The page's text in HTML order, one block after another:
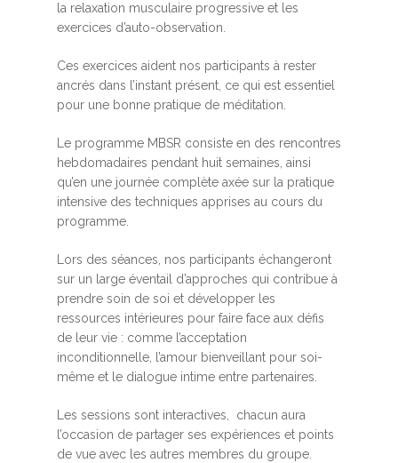
la relaxation musculaire progressive et les
exercices d’auto-observation.
Ces exercices aident nos participants à rester
ancrés dans l’instant présent, ce qui est essentiel
pour une bonne pratique de méditation.
Le programme MBSR consiste en des rencontres
hebdomadaires pendant huit semaines, ainsi
qu’en une journée complète axée sur la pratique
intensive des techniques apprises au cours du
programme.
Lors des séances, nos participants échangeront
sur un large éventail d’approches qui contribue à
prendre soin de soi et développer les
ressources intérieures pour faire face aux défis
de leur vie : comme l’acceptation
inconditionnelle, l’amour bienveillant pour soi-
même et le dialogue intime entre partenaires.
Les sessions sont interactives, chacun aura
l’occasion de partager ses expériences et points
de vue avec les autres membres du groupe.